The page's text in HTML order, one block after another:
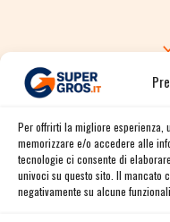
Per offrirti la migliore esperienza,
memorizzare e/o accedere alle
tecnologie ci consente di
univoci su questo sito. Il mancato
negativamente su alcune